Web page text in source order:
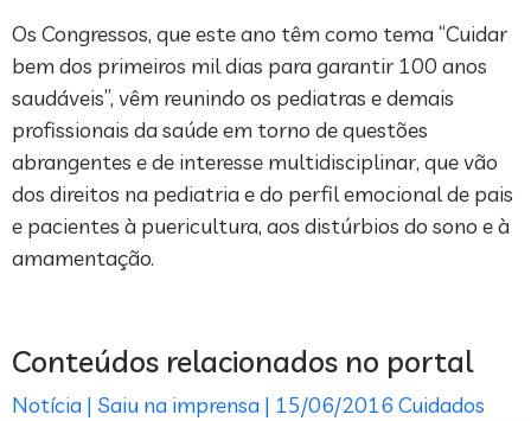
Os Congressos, que este ano têm como tema “Cuidar
bem dos primeiros mil dias para garantir 100 anos
saudáveis”, vêm reunindo os pediatras e demais
profissionais da saúde em torno de questões
abrangentes e de interesse multidisciplinar, que vão
dos direitos na pediatria e do perfil emocional de pais
e pacientes à puericultura, aos distúrbios do sono e à
amamentação.
Conteúdos relacionados no portal
Notícia | Saiu na imprensa | 15/06/2016 Cuidados